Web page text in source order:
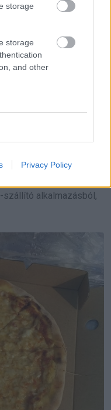
storage
storage
and other
Privacy Policy
alkalmazásból,